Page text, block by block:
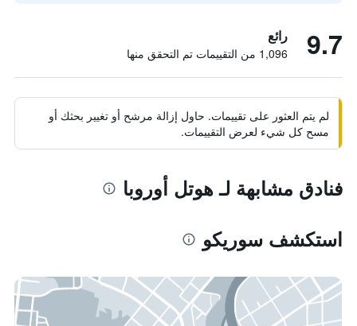
9.7 رائع
1,096 من التقييمات تم التحقق منها
لم يتم العثور على تقييمات. حاول إزالة مرشح أو تغيير بحثك أو
مسح كل شيء لعرض التقييمات.
فنادق مشابهة لـ هوتل أوروبا
استكشف سوريكو